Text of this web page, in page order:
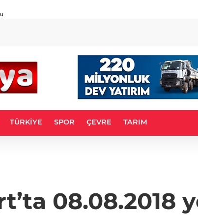
TÜRKİYE SPOR ÇEVRE TARIM
08.08.2018